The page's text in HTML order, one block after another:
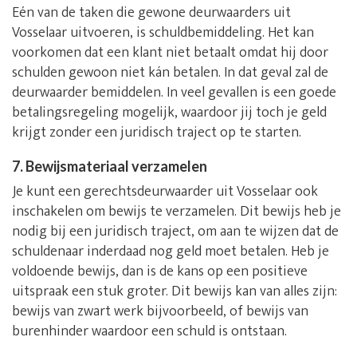
Eén van de taken die gewone deurwaarders uit
Vosselaar uitvoeren, is schuldbemiddeling. Het kan
voorkomen dat een klant niet betaalt omdat hij door
schulden gewoon niet kán betalen. In dat geval zal de
deurwaarder bemiddelen. In veel gevallen is een goede
betalingsregeling mogelijk, waardoor jij toch je geld
krijgt zonder een juridisch traject op te starten.
7. Bewijsmateriaal verzamelen
Je kunt een gerechtsdeurwaarder uit Vosselaar ook
inschakelen om bewijs te verzamelen. Dit bewijs heb je
nodig bij een juridisch traject, om aan te wijzen dat de
schuldenaar inderdaad nog geld moet betalen. Heb je
voldoende bewijs, dan is de kans op een positieve
uitspraak een stuk groter. Dit bewijs kan van alles zijn:
bewijs van zwart werk bijvoorbeeld, of bewijs van
burenhinder waardoor een schuld is ontstaan.